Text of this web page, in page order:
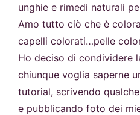
unghie e rimedi naturali
Amo tutto ciò che è
capelli colorati…pelle
Ho deciso di condividere
chiunque voglia saperne
tutorial, scrivendo
e pubblicando foto dei